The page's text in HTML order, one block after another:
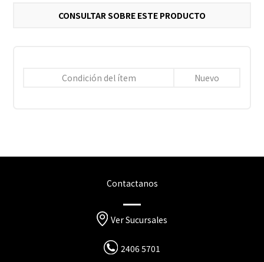
CONSULTAR SOBRE ESTE PRODUCTO
Condición del ítem Nuevo
Contactanos
Ver Sucursales
2406 5701